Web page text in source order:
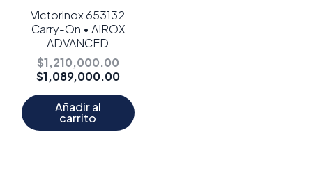
Victorinox 653132
Carry-On • AIROX
ADVANCED
$1,210,000.00
$1,089,000.00
Añadir al
carrito